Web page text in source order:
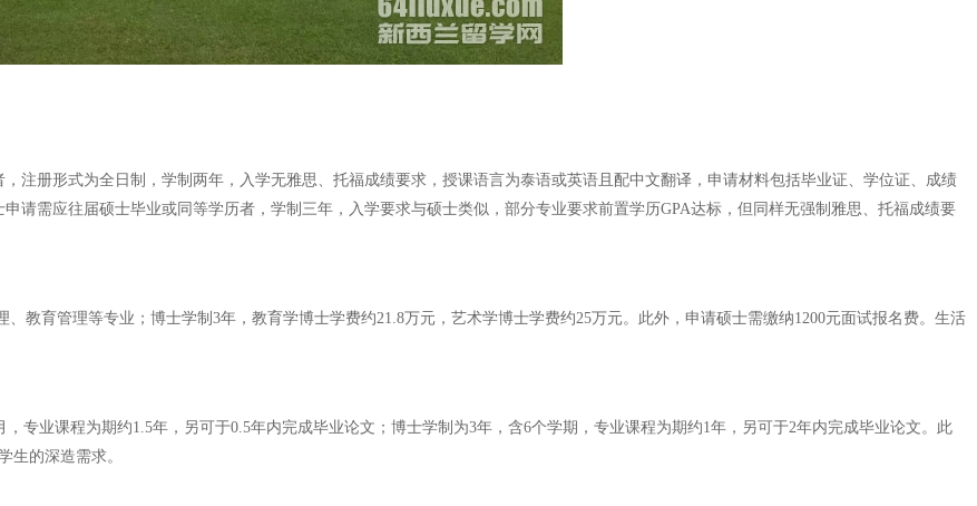
注册形式为全日制，学制两年，入学无雅思、托福成绩要求，授课语言为泰语或英语且配中文翻译，申请材料包括毕业证、学位证、成绩
请需应往届硕士毕业或同等学历者，学制三年，入学要求与硕士类似，部分专业要求前置学历GPA达标，但同样无强制雅思、托福成绩要
教育管理等专业；博士学制3年，教育学博士学费约21.8万元，艺术学博士学费约25万元。此外，申请硕士需缴纳1200元面试报名费。生活
专业课程为期约1.5年，另可于0.5年内完成毕业论文；博士学制为3年，含6个学期，专业课程为期约1年，另可于2年内完成毕业论文。此
生的深造需求。